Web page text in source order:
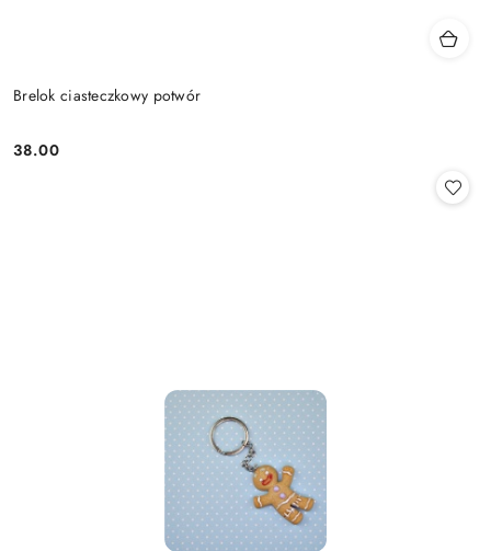
Brelok ciasteczkowy potwór
Cena:
38.00